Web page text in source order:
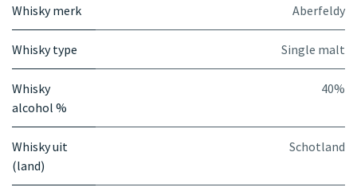
Whisky merk Aberfeldy
Whisky type Single malt
Whisky
alcohol %
40%
Whisky uit
(land)
Schotland